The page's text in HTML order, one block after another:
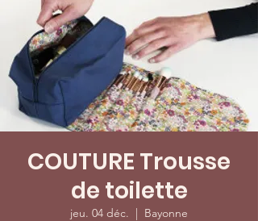
COUTURE Trousse
de toilette
jeu. 04 déc.
  |
Bayonne